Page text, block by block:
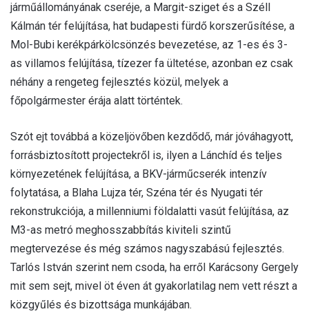
járműállományának cseréje, a Margit-sziget és a Széll
Kálmán tér felújítása, hat budapesti fürdő korszerűsítése, a
Mol-Bubi kerékpárkölcsönzés bevezetése, az 1-es és 3-
as villamos felújítása, tízezer fa ültetése, azonban ez csak
néhány a rengeteg fejlesztés közül, melyek a
főpolgármester érája alatt történtek.
Szót ejt továbbá a közeljövőben kezdődő, már jóváhagyott,
forrásbiztosított projectekről is, ilyen a Lánchíd és teljes
környezetének felújítása, a BKV-járműcserék intenzív
folytatása, a Blaha Lujza tér, Széna tér és Nyugati tér
rekonstrukciója, a millenniumi földalatti vasút felújítása, az
M3-as metró meghosszabbítás kiviteli szintű
megtervezése és még számos nagyszabású fejlesztés.
Tarlós István szerint nem csoda, ha erről Karácsony Gergely
mit sem sejt, mivel öt éven át gyakorlatilag nem vett részt a
közgyűlés és bizottsága munkájában.